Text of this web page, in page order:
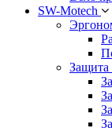
SW-Motech
Защита